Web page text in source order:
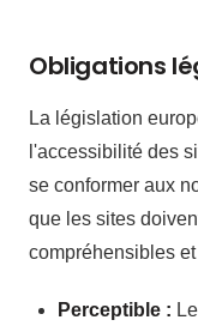
Obligations
La législation
l'accessibilité des
se conformer aux
que les sites
compréhensibles
Perceptible :